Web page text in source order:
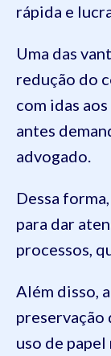
rápida e
Uma das
redução do
com idas
antes
advogado.
Dessa
para dar
processos,
Além disso,
preservação
uso de papel